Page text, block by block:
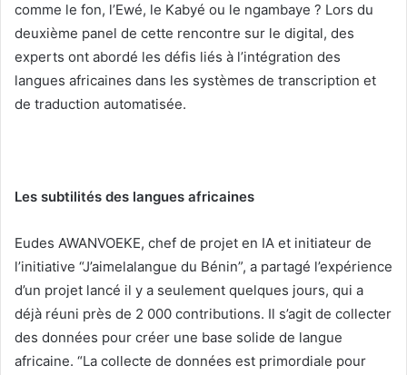
comme le fon, l’Ewé, le Kabyé ou le ngambaye ? Lors du
deuxième panel de cette rencontre sur le digital, des
experts ont abordé les défis liés à l’intégration des
langues africaines dans les systèmes de transcription et
de traduction automatisée.
Les subtilités des langues africaines
Eudes AWANVOEKE, chef de projet en IA et initiateur de
l’initiative “J’aimelalangue du Bénin”, a partagé l’expérience
d’un projet lancé il y a seulement quelques jours, qui a
déjà réuni près de 2 000 contributions. Il s’agit de collecter
des données pour créer une base solide de langue
africaine. “La collecte de données est primordiale pour